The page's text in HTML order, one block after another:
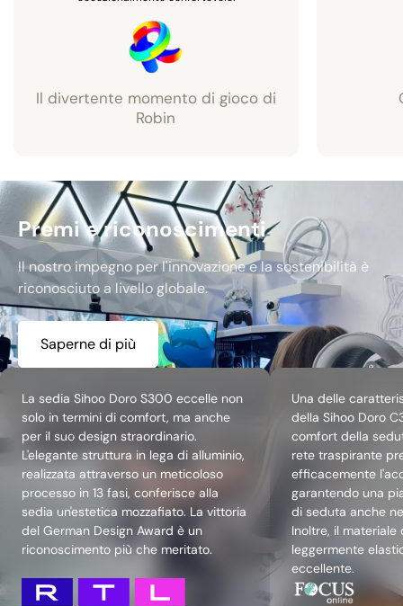
Il divertente momento di gioco di
Robin
Premi e riconoscimenti
Il nostro impegno per l'innovazione e la sostenibilità è
riconosciuto a livello globale.
Saperne di più
La sedia Sihoo Doro S300 eccelle non
solo in termini di comfort, ma anche
per il suo design straordinario.
L'elegante struttura in lega di alluminio,
realizzata attraverso un meticoloso
processo in 13 fasi, conferisce alla
sedia un'estetica mozzafiato. La vittoria
del German Design Award è un
riconoscimento più che meritato.
Una delle
della Sihoo Doro
comfort della
rete traspirante
efficacemente
garantendo una
di seduta anche
Inoltre, il materiale
leggermente
eccellente.